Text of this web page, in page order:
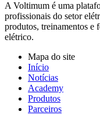
A Voltimum é uma
profissionais do setor
produtos, treinamentos e
elétrico.
Mapa do site
Início
Notícias
Academy
Produtos
Parceiros